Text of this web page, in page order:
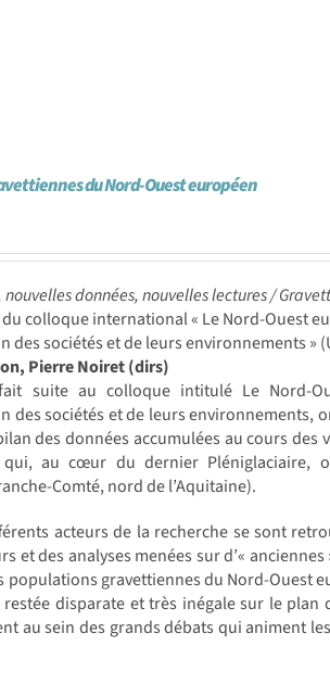
du Nord-Ouest européen
nouvelles données, nouvelles lectures /
du colloque international « Le Nord-Ouest
des sociétés et de leurs environnements »
Pierre Noiret (dirs)
suite au colloque intitulé Le Nord-
des sociétés et de leurs environnements,
des données accumulées au cours
qui, au cœur du dernier Pléniglaciaire,
Comté, nord de l’Aquitaine).
acteurs de la recherche se sont
et des analyses menées sur d’«
populations gravettiennes du Nord-Ouest
disparate et très inégale sur le
au sein des grands débats qui animent